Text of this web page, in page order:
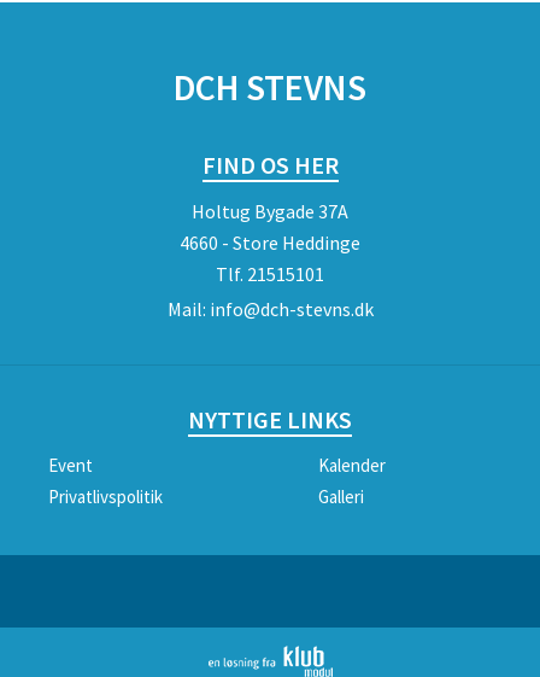
DCH STEVNS
FIND OS HER
Holtug Bygade 37A
4660 - Store Heddinge
Tlf. 21515101
Mail: info@dch-stevns.dk
NYTTIGE LINKS
Event
Kalender
Privatlivspolitik
Galleri